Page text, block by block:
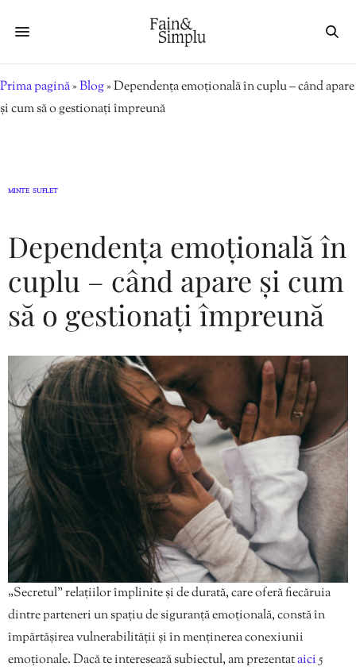
Prima pagină»Blog»Dependența emoțională în cuplu – când apare
și cum să o gestionați împreună
MINTE SUFLET
Dependența emoțională în
cuplu – când apare și cum
să o gestionați împreună
„Secretul” relațiilor împlinite și de durată, care oferă fiecăruia
dintre parteneri un spațiu de siguranță emoțională, constă în
împărtășirea vulnerabilității și în menținerea conexiunii
emoționale. Dacă te interesează subiectul, am prezentataici5